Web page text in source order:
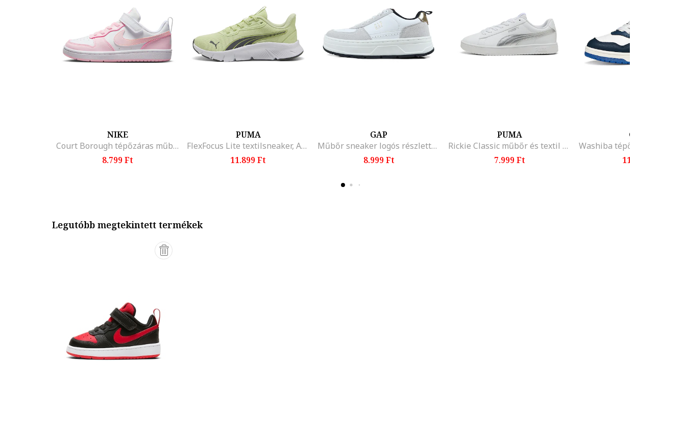
NIKE
Court Borough tépőzáras műbőr sneaker, Fehér/Rózsaszín
8.799 Ft
PUMA
FlexFocus Lite textilsneaker, Antracitszürke/Pisztáciazöld
11.899 Ft
GAP
Műbőr sneaker logós részlettel, Fehér
8.999 Ft
PUMA
Rickie Classic műbőr és textil sneaker, Fehér/Ezüstszín
7.999 Ft
GEOX
11.899 Ft
Legutóbb megtekintett termékek